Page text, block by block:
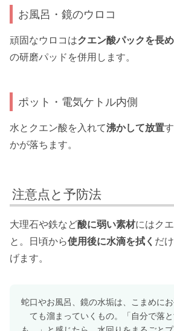
お風呂・鏡のウロコ
頑固なウロコはクエン酸パックを長め
の研磨パッドを併用します。
ポット・電気ケトル内側
水とクエン酸を入れて沸かして放置
かが落ちます。
注意点と予防法
大理石や鉄など酸に弱い素材にはク
と。日頃から使用後に水滴を拭く だ
げます。
蛇口やお風呂、鏡の水垢は、こまめに
ても溜まっていくもの。「自分で落